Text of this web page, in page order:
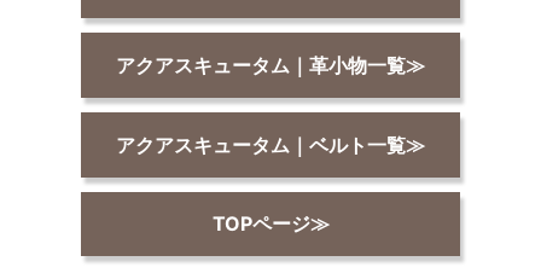
アクアスキュータム｜革小物一覧≫
アクアスキュータム｜ベルト一覧≫
TOPページ≫